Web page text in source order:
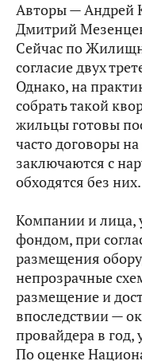
Авторы — Андрей
Дмитрий
Сейчас по
согласие двух
Однако, на
собрать такой
жильцы готовы
часто договоры
заключаются с
обходятся без них.
Компании и
фондом, при
размещения
непрозрачные
размещение и
впоследствии —
провайдера в год,
По оценке